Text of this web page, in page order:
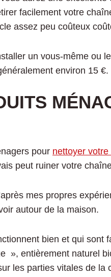
facilement votre
assez peu coûteux
un vous-même ou
environ 15 €.
pour nettoyer
peut ruiner votre
mes propres
autour de la maison.
bien et qui sont
», entièrement naturel
les parties vitales de la